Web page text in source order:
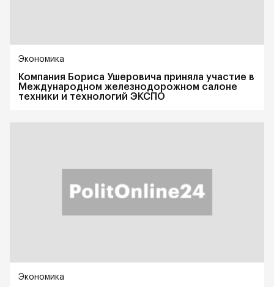
Экономика
Компания Бориса Ушеровича приняла участие в
Международном железнодорожном салоне
техники и технологий ЭКСПО
Экономика